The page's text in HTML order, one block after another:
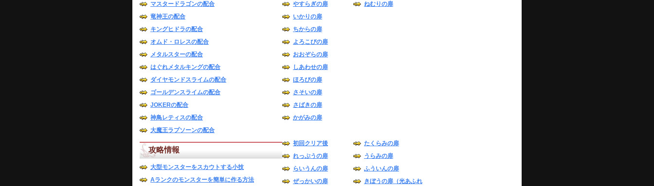
マスタードラゴンの配合
竜神王の配合
キングヒドラの配合
オムド・ロレスの配合
メタルスターの配合
はぐれメタルキングの配合
ダイヤモンドスライムの配合
ゴールデンスライムの配合
JOKERの配合
神鳥レティスの配合
大魔王ラプソーンの配合
攻略情報
大型モンスターをスカウトする小技
Aランクのモンスターを簡単に作る方法
やすらぎの扉
いかりの扉
ちからの扉
よろこびの扉
おおぞらの扉
しあわせの扉
ほろびの扉
さそいの扉
さばきの扉
かがみの扉
ねむりの扉
初回クリア後
れっぷうの扉
らいうんの扉
ぜっかいの扉
たくらみの扉
うらみの扉
ふういんの扉
きぼうの扉（光あふれ